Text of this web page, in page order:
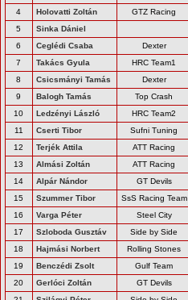
4
Holovatti Zoltán GTZ Racing
5
Sinka Dániel
6
Ceglédi Csaba Dexter
7
Takács Gyula HRC Team1
8
Csicsmányi Tamás Dexter
9
Balogh Tamás Top Crash
10
Ledzényi László HRC Team2
11
Cserti Tibor Sufni Tuning
12
Terjék Attila ATT Racing
13
Almási Zoltán ATT Racing
14
Alpár Nándor GT Devils
15
Szummer Tibor SsS Racing Team
16
Varga Péter Steel City
17
Szloboda Gusztáv Side by Side
18
Hajmási Norbert Rolling Stones
19
Benczédi Zsolt Gulf Team
20
Gerlóci Zoltán GT Devils